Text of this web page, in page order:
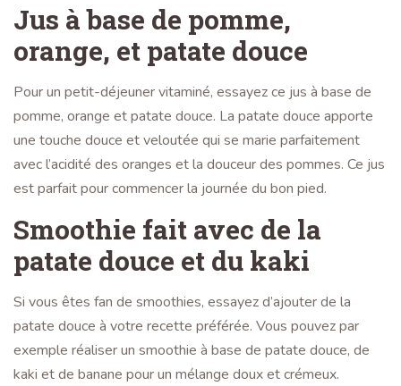
Jus à base de pomme,
orange, et patate douce
Pour un petit-déjeuner vitaminé, essayez ce jus à base de
pomme, orange et patate douce. La patate douce apporte
une touche douce et veloutée qui se marie parfaitement
avec l’acidité des oranges et la douceur des pommes. Ce jus
est parfait pour commencer la journée du bon pied.
Smoothie fait avec de la
patate douce et du kaki
Si vous êtes fan de smoothies, essayez d’ajouter de la
patate douce à votre recette préférée. Vous pouvez par
exemple réaliser un smoothie à base de patate douce, de
kaki et de banane pour un mélange doux et crémeux.